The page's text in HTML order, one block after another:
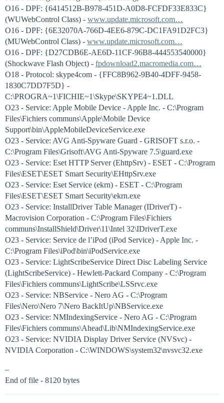
O16 - DPF: {6414512B-B978-451D-A0D8-FCFDF33E833C}
(WUWebControl Class) - www.update.microsoft.com…
O16 - DPF: {6E32070A-766D-4EE6-879C-DC1FA91D2FC3}
(MUWebControl Class) - www.update.microsoft.com…
O16 - DPF: {D27CDB6E-AE6D-11CF-96B8-444553540000}
(Shockwave Flash Object) - fpdownload2.macromedia.com…
O18 - Protocol: skype4com - {FFC8B962-9B40-4DFF-9458-
1830C7DD7F5D} -
C:\PROGRA~1\FICHIE~1\Skype\SKYPE4~1.DLL
O23 - Service: Apple Mobile Device - Apple Inc. - C:\Program
Files\Fichiers communs\Apple\Mobile Device
Support\bin\AppleMobileDeviceService.exe
O23 - Service: AVG Anti-Spyware Guard - GRISOFT s.r.o. -
C:\Program Files\Grisoft\AVG Anti-Spyware 7.5\guard.exe
O23 - Service: Eset HTTP Server (EhttpSrv) - ESET - C:\Program
Files\ESET\ESET Smart Security\EHttpSrv.exe
O23 - Service: Eset Service (ekrn) - ESET - C:\Program
Files\ESET\ESET Smart Security\ekrn.exe
O23 - Service: InstallDriver Table Manager (IDriverT) -
Macrovision Corporation - C:\Program Files\Fichiers
communs\InstallShield\Driver\11\Intel 32\IDriverT.exe
O23 - Service: Service de l’iPod (iPod Service) - Apple Inc. -
C:\Program Files\iPod\bin\iPodService.exe
O23 - Service: LightScribeService Direct Disc Labeling Service
(LightScribeService) - Hewlett-Packard Company - C:\Program
Files\Fichiers communs\LightScribe\LSSrvc.exe
O23 - Service: NBService - Nero AG - C:\Program
Files\Nero\Nero 7\Nero BackItUp\NBService.exe
O23 - Service: NMIndexingService - Nero AG - C:\Program
Files\Fichiers communs\Ahead\Lib\NMIndexingService.exe
O23 - Service: NVIDIA Display Driver Service (NVSvc) -
NVIDIA Corporation - C:\WINDOWS\system32\nvsvc32.exe
–
End of file - 8120 bytes